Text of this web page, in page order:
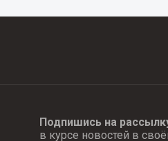
Подпишись на
в курсе новостей в